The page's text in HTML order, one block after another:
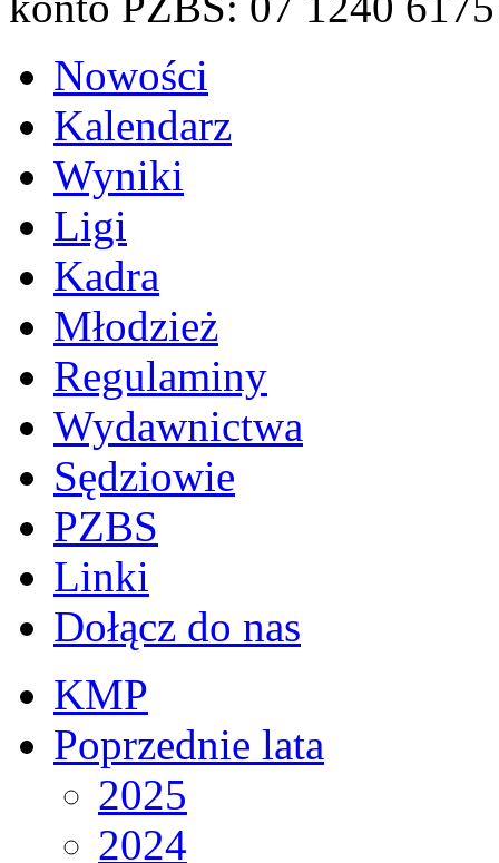
Nowości
Kalendarz
Wyniki
Ligi
Kadra
Młodzież
Regulaminy
Wydawnictwa
Sędziowie
PZBS
Linki
Dołącz do nas
KMP
Poprzednie lata
2025
2024